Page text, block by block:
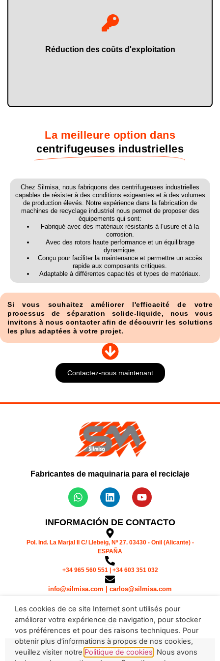
Réduction des coûts d'exploitation
Consommation d'énergie réduite, usure moindre des
traitement des matériaux.
La meilleure option dans
centrifugeuses industrielles
Chez Silmisa, nous fabriquons des centrifugeuses industrielles
capables de résister à des conditions exigeantes et à des volumes
de production élevés. Notre expérience dans la fabrication de
machines de recyclage industriel nous permet de proposer des
équipements qui sont:
Fabriqué avec des matériaux résistants à l’usure et à la
corrosion.
Avec des rotors haute performance et un équilibrage
dynamique.
Conçu pour faciliter la maintenance et permettre un accès
rapide aux composants critiques.
Adaptable à différentes capacités et types de matériaux.
Si vous souhaitez améliorer l'efficacité de votre
processus de séparation solide-liquide, nous vous
invitons à nous contacter afin de découvrir les solutions
les plus adaptées à votre projet.
Contactez-nous maintenant
Fabricantes de maquinaria para el reciclaje
INFORMACIÓN DE CONTACTO
Pol. Ind. La Marjal II C/ Llebeig, Nº 27. 03430 - Onil (Alicante) -
ESPAÑA
+34 965 560 551 | +34 603 351 032
info@silmisa.com | carlos@silmisa.com
MENÚ
Política de cookies
Les cookies de ce site Internet sont utilisés pour
améliorer votre expérience de navigation, pour stocker
vos préférences et pour des raisons techniques. Pour
obtenir plus d’informations à propos de nos cookies,
veuillez visiter notre Politique de cookies . Nous avons